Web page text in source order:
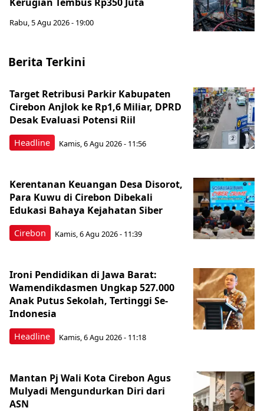
Rabu, 5 Agu 2026 - 19:00
Berita Terkini
Headline
Target Retribusi Parkir Kabupaten
Cirebon Anjlok ke Rp1,6 Miliar, DPRD
Desak Evaluasi Potensi Riil
Kamis, 6 Agu 2026 - 11:56
Cirebon
Kerentanan Keuangan Desa Disorot,
Para Kuwu di Cirebon Dibekali
Edukasi Bahaya Kejahatan Siber
Kamis, 6 Agu 2026 - 11:39
Headline
Ironi Pendidikan di Jawa Barat:
Wamendikdasmen Ungkap 527.000
Anak Putus Sekolah, Tertinggi Se-
Indonesia
Kamis, 6 Agu 2026 - 11:18
Mantan Pj Wali Kota Cirebon Agus
Mulyadi Mengundurkan Diri dari
ASN